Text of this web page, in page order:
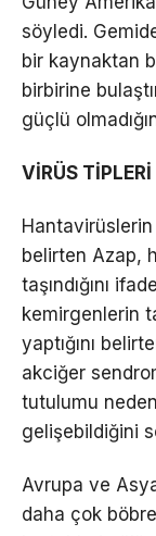
söyledi.
bir kaynaktan
birbirine
güçlü
VİRÜS
belirten Azap,
taşındığını
kemirgenlerin
yaptığını
akciğer
tutulumu
gelişebildiğini
Avrupa ve
daha çok